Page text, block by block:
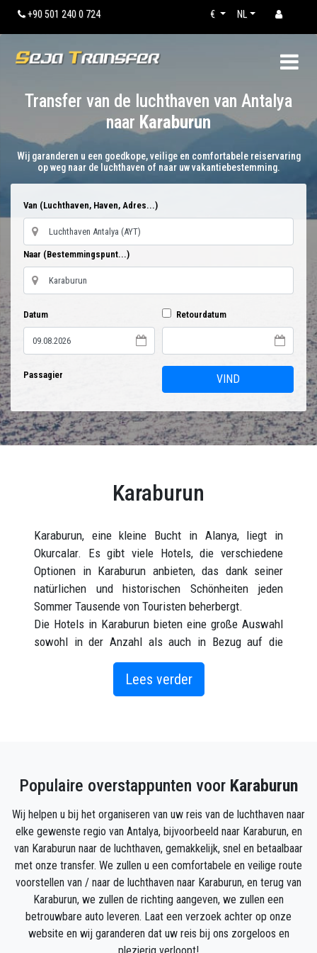
+90 501 240 0 724 NL
€
Transfer van de luchthaven van Antalya
naar Karaburun
Wij garanderen u een goedkope, veilige en comfortabele reiservaring
op weg naar de luchthaven of naar uw vakantiebestemming.
Van (Luchthaven, Haven, Adres...)
Naar (Bestemmingspunt...)
Datum Retourdatum
Passagier VIND
Karaburun
Karaburun, eine kleine Bucht in Alanya, liegt in
Okurcalar. Es gibt viele Hotels, die verschiedene
Optionen in Karaburun anbieten, das dank seiner
natürlichen und historischen Schönheiten jeden
Sommer Tausende von Touristen beherbergt.
Die Hotels in Karaburun bieten eine große Auswahl
sowohl in der Anzahl als auch in Bezug auf die
Vielfalt der angebotenen Dienstleistungen. Neben 3-,
4- und 5-Sterne-Hotels gibt es in Alanya Karaburun
auch viele Pensionen und Aparthotels.
Meer nach einem kurzen Spaziergang erreichen und
erreichen.
Da es viele Hotels und Unterkünfte beherbergt, gibt
es in Alanya Karaburun eine Unterkunftsoption, die
für jedes Budget geeignet ist. Sie können entweder
einen Luxusurlaub in einem mit Sternen übersäten
Hotel in Alanya Karaburun verbringen oder einen
günstigen Aufenthalt in einem kleineren Hotel oder
Lees verder
Populaire overstappunten voor Karaburun
Wij helpen u bij het organiseren van uw reis van de luchthaven naar
elke gewenste regio van Antalya, bijvoorbeeld naar Karaburun, en
van Karaburun naar de luchthaven, gemakkelijk, snel en betaalbaar
met onze transfer. We zullen u een comfortabele en veilige route
voorstellen van / naar de luchthaven naar Karaburun, en terug van
Karaburun, we zullen de richting aangeven, we zullen een
betrouwbare auto leveren. Laat een verzoek achter op onze
website en wij garanderen dat uw reis bij ons zorgeloos en